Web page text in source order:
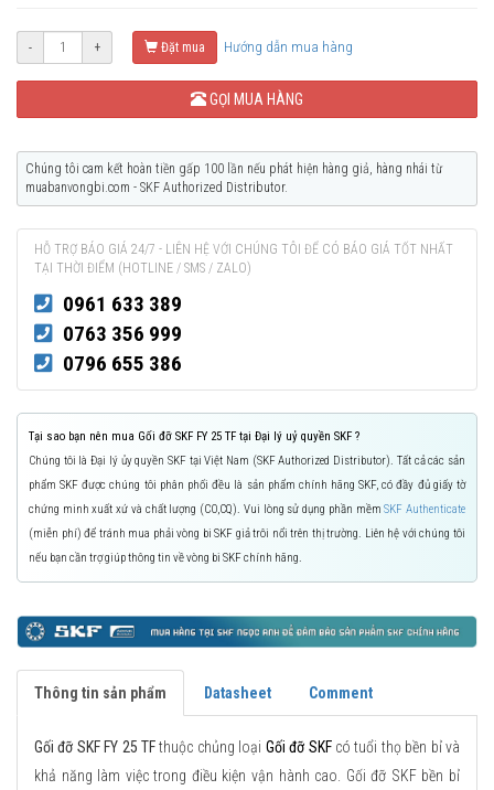
- + Đặt mua Hướng dẫn mua hàng
GỌI MUA HÀNG
Chúng tôi cam kết hoàn tiền gấp 100 lần nếu phát hiện hàng giả, hàng nhái từ
muabanvongbi.com - SKF Authorized Distributor.
HỖ TRỢ BÁO GIÁ 24/7 - LIÊN HỆ VỚI CHÚNG TÔI ĐỂ CÓ BÁO GIÁ TỐT NHẤT
TẠI THỜI ĐIỂM (HOTLINE / SMS / ZALO)
0961 633 389
0763 356 999
0796 655 386
Tại sao bạn nên mua Gối đỡ SKF FY 25 TF tại Đại lý uỷ quyền SKF ?
Chúng tôi là Đại lý ủy quyền SKF tại Việt Nam (SKF Authorized Distributor). Tất cả các sản
phẩm SKF được chúng tôi phân phối đều là sản phẩm chính hãng SKF, có đầy đủ giấy tờ
chứng minh xuất xứ và chất lượng (CO,CQ). Vui lòng sử dụng phần mềmSKF Authenticate
(miễn phí) để tránh mua phải vòng bi SKF giả trôi nổi trên thị trường. Liên hệ với chúng tôi
nếu bạn cần trợ giúp thông tin về vòng bi SKF chính hãng.
Thông tin sản phẩm Datasheet Comment
Gối đỡ SKF FY 25 TFthuộc chủng loại Gối đỡ SKFcó tuổi thọ bền bỉ và
khả năng làm việc trong điều kiện vận hành cao. Gối đỡ SKF bền bỉ